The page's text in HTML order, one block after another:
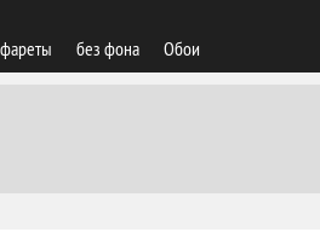
без фона Обои